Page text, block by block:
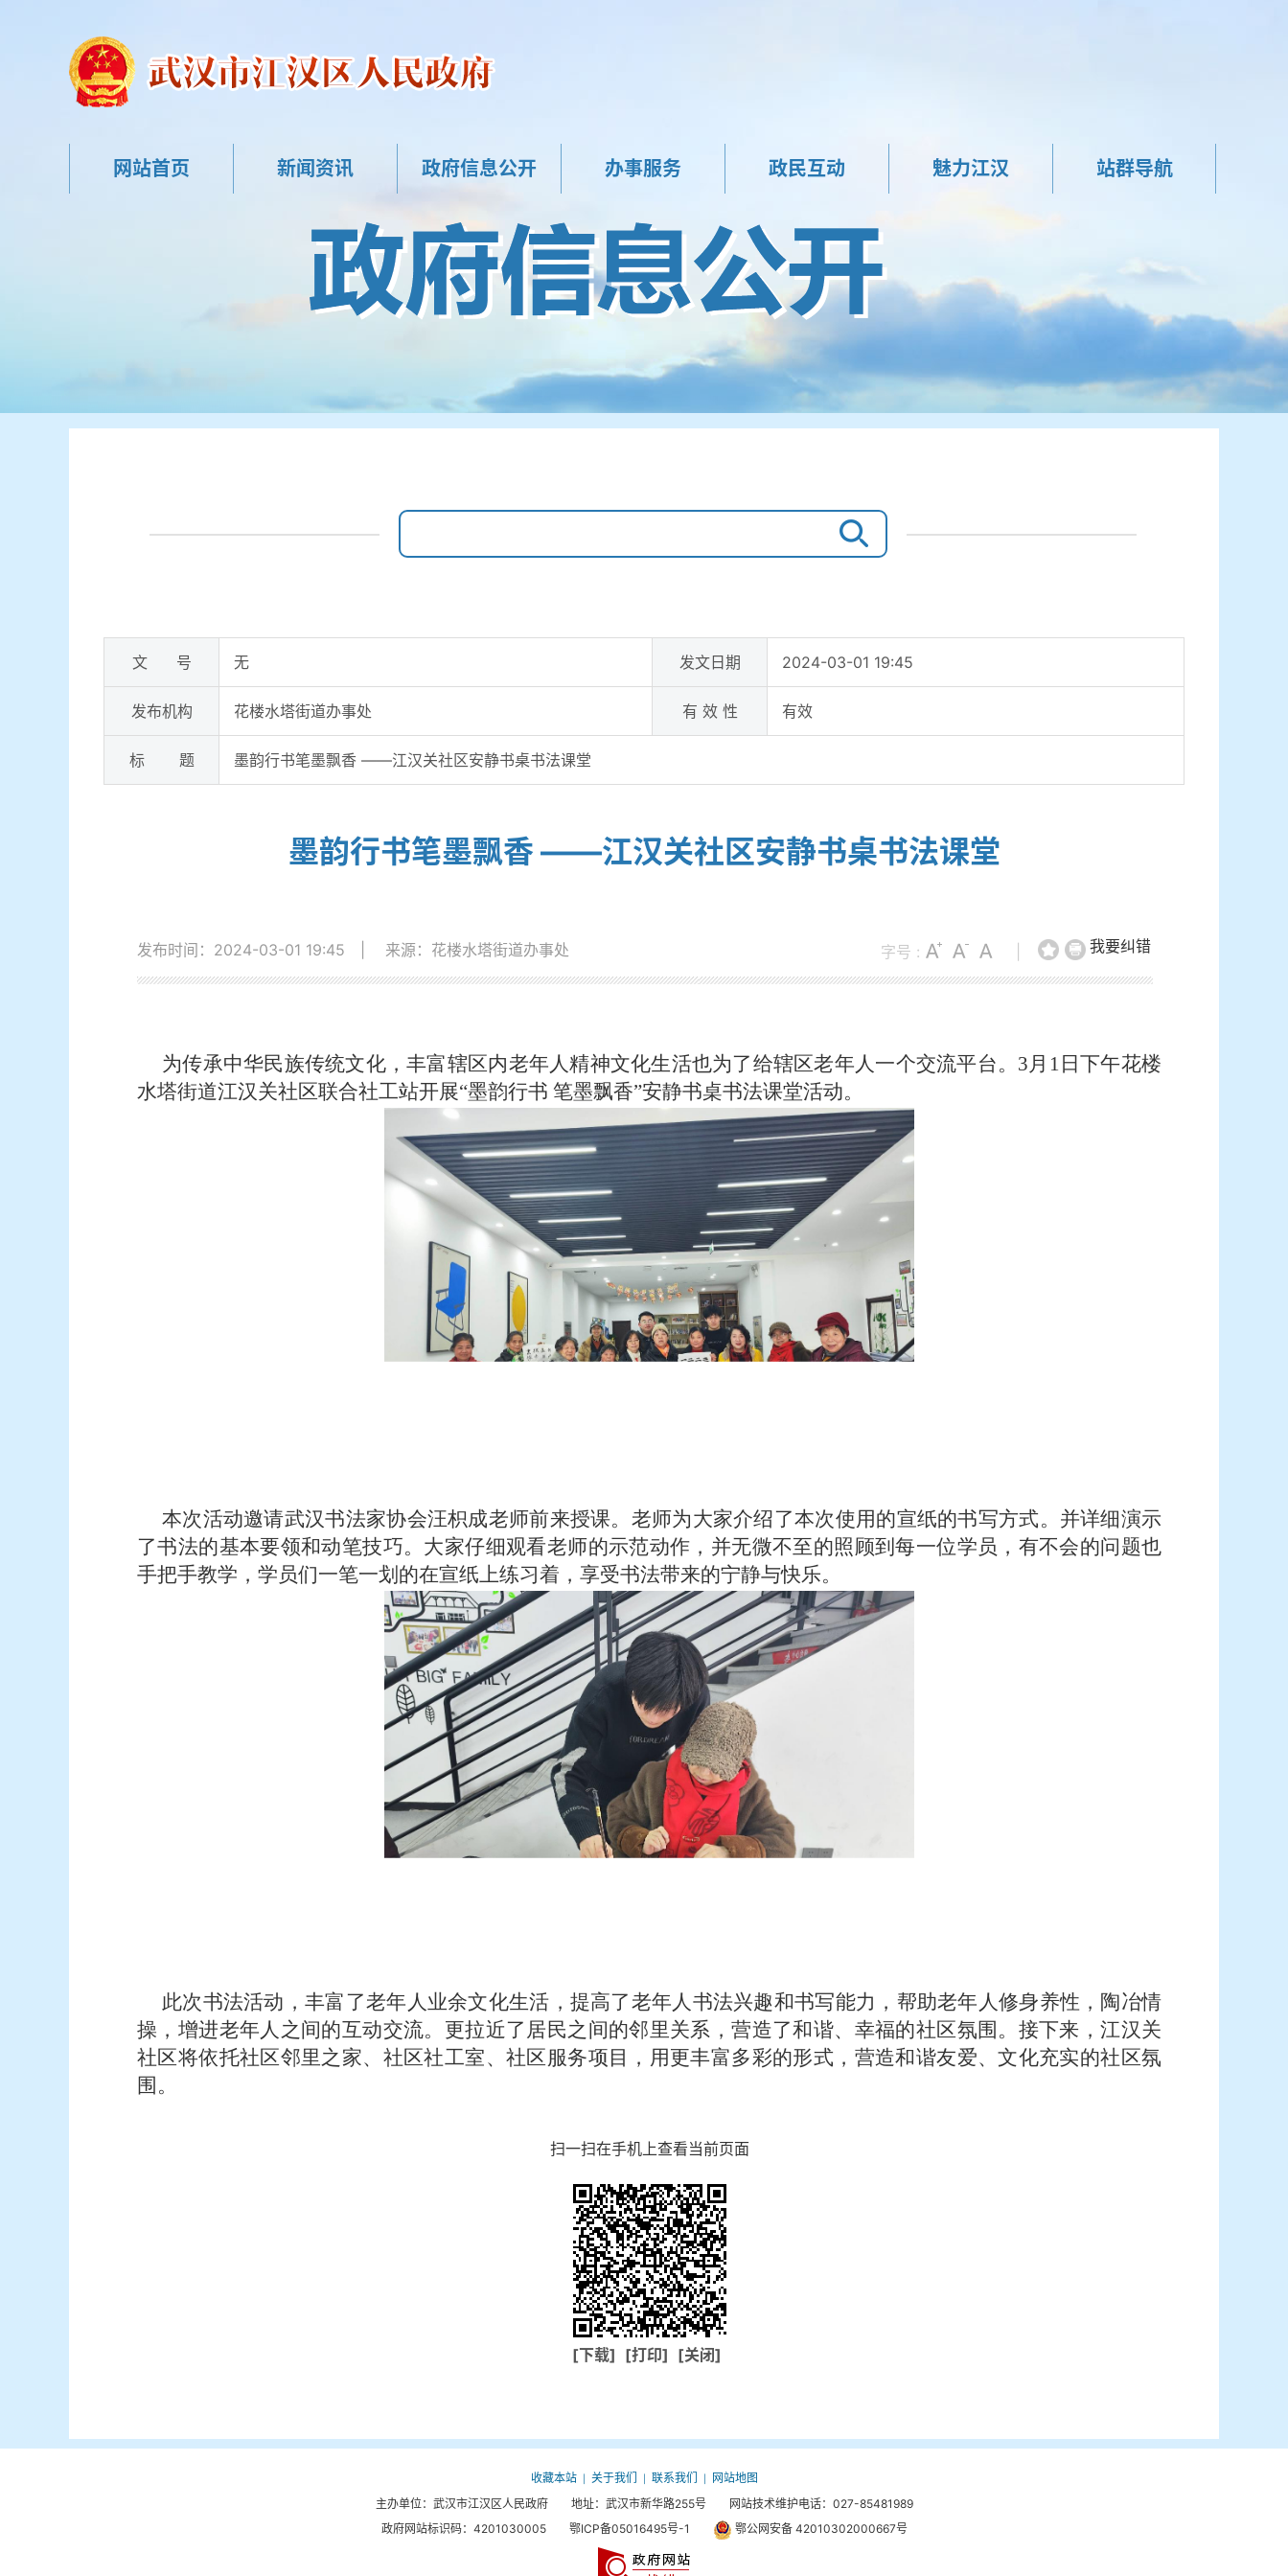
网站首页 新闻资讯 政府信息公开 办事服务 政民互动 魅力江汉 站群导航
文 号 无 发文日期 2024-03-01 19:45
发布机构 花楼水塔街道办事处 有 效 性 有效
标 题 墨韵行书笔墨飘香 ——江汉关社区安静书桌书法课堂
墨韵行书笔墨飘香 ——江汉关社区安静书桌书法课堂
我要纠错
字号 :
发布时间：2024-03-01 19:45 来源：花楼水塔街道办事处
为传承中华民族传统文化，丰富辖区内老年人精神文化生活也为了给辖区老年人一个交流平台。 3月 1 日下午花楼
水塔街道江汉关社区联合社工站开展“墨韵行书 笔墨飘香”安静书桌书法课堂活动。
本次活动邀请武汉书法家协会汪枳成老师前来授课。老师为大家介绍了本次使用的宣纸的书写方式。并详细演示
了书法的基本要领和动笔技巧。大家仔细观看老师的示范动作，并无微不至的照顾到每一位学员，有不会的问题也
手把手教学，学员们一笔一划的在宣纸上练习着，享受书法带来的宁静与快乐。
此次书法活动，丰富了老年人业余文化生活，提高了老年人书法兴趣和书写能力，帮助老年人修身养性，陶冶情
操，增进老年人之间的互动交流。更拉近了居民之间的邻里关系，营造了和谐、幸福的社区氛围。接下来，江汉关
社区将依托社区邻里之家、社区社工室、社区服务项目，用更丰富多彩的形式，营造和谐友爱、文化充实的社区氛
围。
扫一扫在手机上查看当前页面
[下载] [打印] [关闭]
收藏本站 关于我们 联系我们
网站地图
主办单位：武汉市江汉区人民政府 地址：武汉市新华路255号 网站技术维护电话：027-85481989
政府网站标识码：4201030005 鄂ICP备05016495号-1 鄂公网安备 42010302000667号